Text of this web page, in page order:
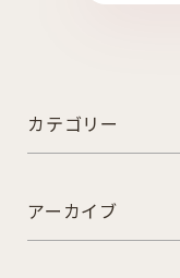
カテゴリー
アーカイブ